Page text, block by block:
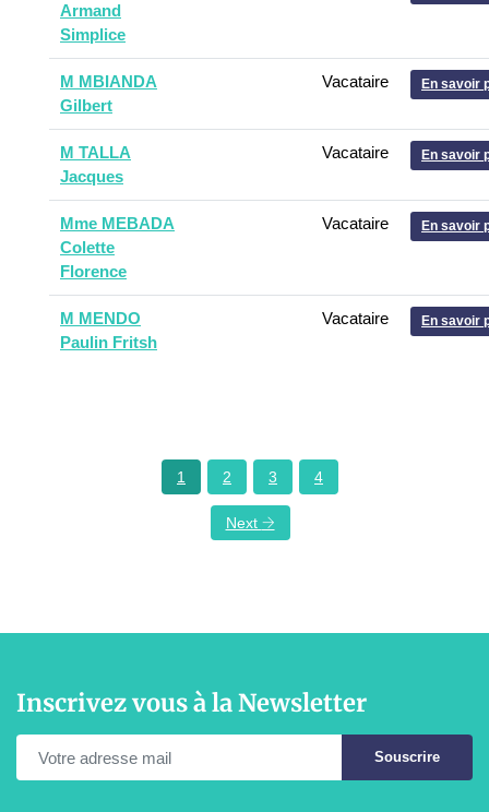
Armand
Simplice
M MBIANDA
Gilbert
Vacataire En savoir
M TALLA
Jacques
Vacataire En savoir
Mme MEBADA
Colette
Florence
Vacataire En savoir
M MENDO
Paulin Fritsh
Vacataire En savoir
1 2 3 4
Next
Inscrivez vous à la Newsletter
Souscrire